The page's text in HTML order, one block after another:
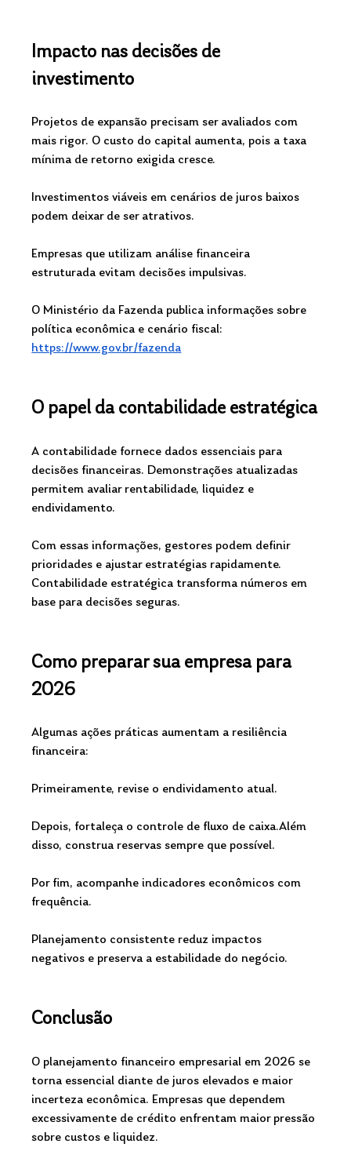
Impacto nas decisões de
investimento
Projetos de expansão precisam ser avaliados com
mais rigor. O custo do capital aumenta, pois a taxa
mínima de retorno exigida cresce.
Investimentos viáveis em cenários de juros baixos
podem deixar de ser atrativos.
Empresas que utilizam análise financeira
estruturada evitam decisões impulsivas.
O Ministério da Fazenda publica informações sobre
política econômica e cenário fiscal:
https://www.gov.br/fazenda
O papel da contabilidade estratégica
A contabilidade fornece dados essenciais para
decisões financeiras. Demonstrações atualizadas
permitem avaliar rentabilidade, liquidez e
endividamento.
Com essas informações, gestores podem definir
prioridades e ajustar estratégias rapidamente.
Contabilidade estratégica transforma números em
base para decisões seguras.
Como preparar sua empresa para
2026
Algumas ações práticas aumentam a resiliência
financeira:
Primeiramente, revise o endividamento atual.
Depois, fortaleça o controle de fluxo de caixa.Além
disso, construa reservas sempre que possível.
Por fim, acompanhe indicadores econômicos com
frequência.
Planejamento consistente reduz impactos
negativos e preserva a estabilidade do negócio.
Conclusão
O planejamento financeiro empresarial em 2026 se
torna essencial diante de juros elevados e maior
incerteza econômica. Empresas que dependem
excessivamente de crédito enfrentam maior pressão
sobre custos e liquidez.